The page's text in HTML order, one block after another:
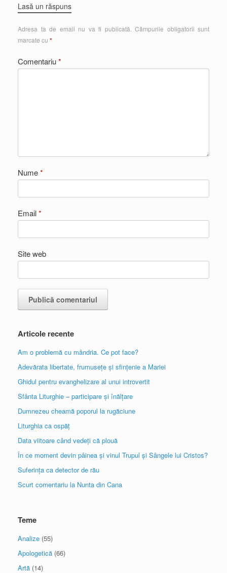
Lasă un răspuns
Adresa ta de email nu va fi publicată. Câmpurile obligatorii sunt
marcate cu *
Comentariu*
Nume*
Email*
Site web
Articole recente
Am o problemă cu mândria. Ce pot face?
Adevărata libertate, frumusețe și sfințenie a Mariei
Ghidul pentru evanghelizare al unui introvertit
Sfânta Liturghie – participare și înălțare
Dumnezeu cheamă poporul la rugăciune
Liturghia ca ospăț
Data viitoare când vedeți că plouă
În ce moment devin pâinea și vinul Trupul și Sângele lui Cristos?
Suferința ca detector de rău
Scurt comentariu la Nunta din Cana
Teme
Analize (55)
Apologetică (66)
Artă (14)